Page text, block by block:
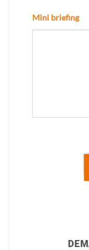
Mini briefing